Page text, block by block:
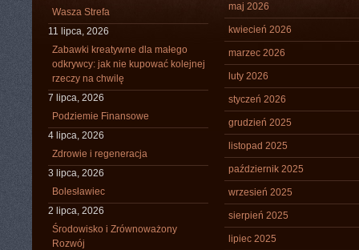
Wasza Strefa
11 lipca, 2026
Zabawki kreatywne dla małego
odkrywcy: jak nie kupować kolejnej
rzeczy na chwilę
7 lipca, 2026
Podziemie Finansowe
4 lipca, 2026
Zdrowie i regeneracja
3 lipca, 2026
Bolesławiec
2 lipca, 2026
Środowisko i Zrównoważony
Rozwój
maj 2026
kwiecień 2026
marzec 2026
luty 2026
styczeń 2026
grudzień 2025
listopad 2025
październik 2025
wrzesień 2025
sierpień 2025
lipiec 2025